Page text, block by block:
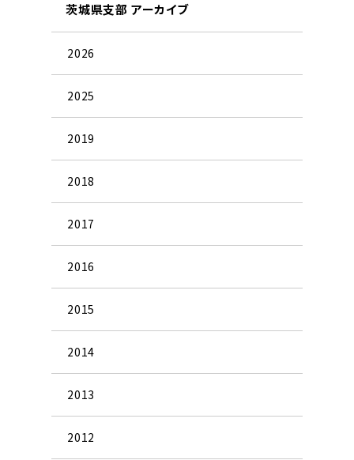
茨城県支部 アーカイブ
2026
2025
2019
2018
2017
2016
2015
2014
2013
2012